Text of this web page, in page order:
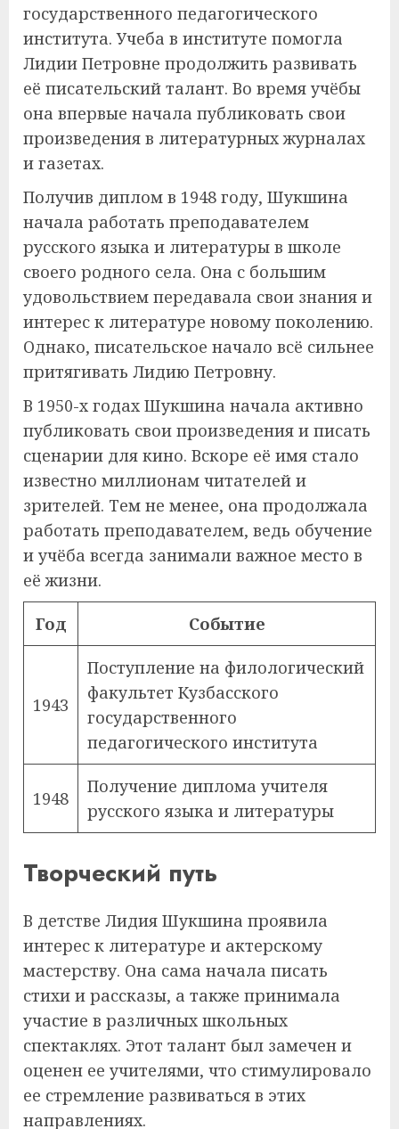
государственного педагогического
института. Учеба в институте помогла
Лидии Петровне продолжить развивать
её писательский талант. Во время учёбы
она впервые начала публиковать свои
произведения в литературных журналах
и газетах.
Получив диплом в 1948 году, Шукшина
начала работать преподавателем
русского языка и литературы в школе
своего родного села. Она с большим
удовольствием передавала свои знания и
интерес к литературе новому поколению.
Однако, писательское начало всё сильнее
притягивать Лидию Петровну.
В 1950-х годах Шукшина начала активно
публиковать свои произведения и писать
сценарии для кино. Вскоре её имя стало
известно миллионам читателей и
зрителей. Тем не менее, она продолжала
работать преподавателем, ведь обучение
и учёба всегда занимали важное место в
её жизни.
Год Событие
1943
Поступление на филологический
факультет Кузбасского
государственного
педагогического института
1948
Получение диплома учителя
русского языка и литературы
Творческий путь
В детстве Лидия Шукшина проявила
интерес к литературе и актерскому
мастерству. Она сама начала писать
стихи и рассказы, а также принимала
участие в различных школьных
спектаклях. Этот талант был замечен и
оценен ее учителями, что стимулировало
ее стремление развиваться в этих
направлениях.